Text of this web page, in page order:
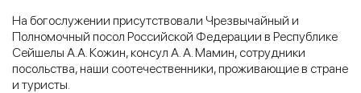
На богослужении присутствовали Чрезвычайный и
Полномочный посол Российской Федерации в Республике
Сейшелы А.А. Кожин, консул А. А. Мамин, сотрудники
посольства, наши соотечественники, проживающие в стране
и туристы.